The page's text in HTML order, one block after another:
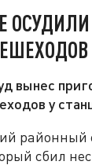
вынес
у
сбил